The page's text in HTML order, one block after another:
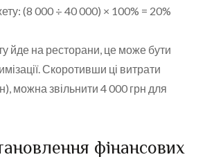
(8 000 ÷ 40 000) × 100% = 20%
йде на ресторани, це може бути
Скоротивши ці витрати
можна звільнити 4 000 грн для
фінансових